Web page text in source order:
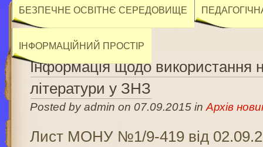
БЕЗПЕЧНЕ ОСВІТНЄ СЕРЕДОВИЩЕ
ІНФОРМАЦІЙНИЙ ПРОСТІР
Інформація щодо використання
літератури у ЗНЗ
Posted by admin on 07.09.2015 inАрхів
Лист МОНУ №1/9-419 від